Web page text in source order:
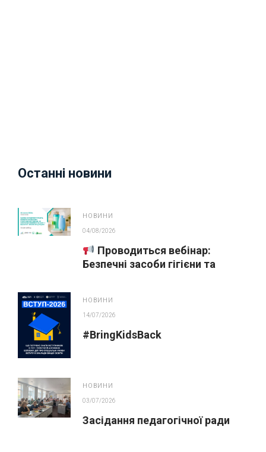
Останні новини
НОВИНИ
04/08/2026
Проводиться вебінар:
Безпечні засоби гігієни та
НОВИНИ
14/07/2026
#BringKidsBack
НОВИНИ
03/07/2026
Засідання педагогічної ради